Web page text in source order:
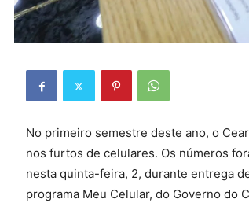
No primeiro semestre deste ano, o
nos furtos de celulares. Os números
nesta quinta-feira, 2, durante entrega
programa Meu Celular, do Governo do